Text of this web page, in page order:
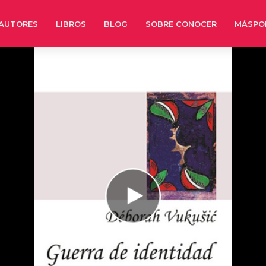
LIBROS BLOG SOBRE CONOCER